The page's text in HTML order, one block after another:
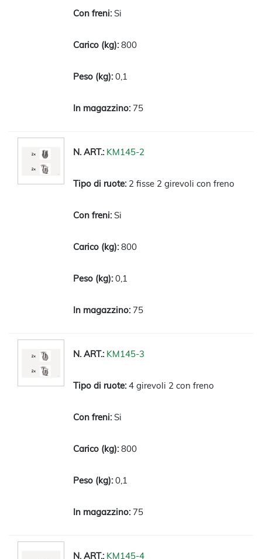
Si
800
0,1
75
KM145-2
2 fisse 2 girevoli con freno
Si
800
0,1
75
KM145-3
4 girevoli 2 con freno
Si
800
0,1
75
KM145-4